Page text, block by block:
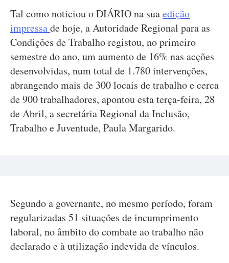
Tal como noticiou o DIÁRIO na suaedição
impressade hoje, a Autoridade Regional para as
Condições de Trabalho registou, no primeiro
semestre do ano, um aumento de 16% nas acções
desenvolvidas, num total de 1.780 intervenções,
abrangendo mais de 300 locais de trabalho e cerca
de 900 trabalhadores, apontou esta terça-feira, 28
de Abril, a secretária Regional da Inclusão,
Trabalho e Juventude, Paula Margarido.
Segundo a governante, no mesmo período, foram
regularizadas 51 situações de incumprimento
laboral, no âmbito do combate ao trabalho não
declarado e à utilização indevida de vínculos.